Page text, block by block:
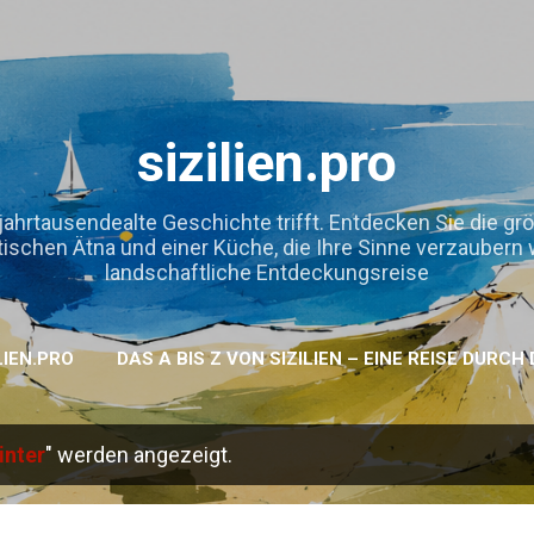
sizilien.pro
Geschichte trifft. Entdecken Sie die
Ätna und einer Küche, die Ihre Sinne
landschaftliche Entdeckungsreise
DAS A BIS Z VON SIZILIEN – EINE REISE DURCH
" werden angezeigt.